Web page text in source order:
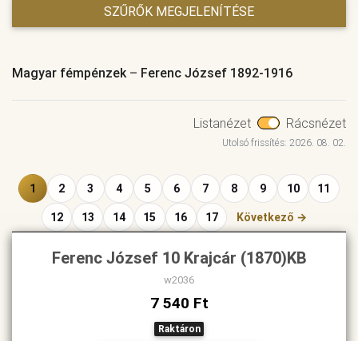
SZŰRŐK MEGJELENÍTÉSE
Magyar fémpénzek– Ferenc József 1892-1916
Listanézet Rácsnézet
Utolsó frissítés: 2026. 08. 02.
1 2 3 4 5 6 7 8 9 10
11
12
13 14 15 16 17 Következő →
Ferenc József 10 Krajcár (1870)KB
w2036
7 540 Ft
Raktáron